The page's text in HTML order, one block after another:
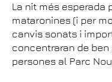
La nit més esperada
mataronines (i per
canvis sonats i
concentraran de
persones al Parc